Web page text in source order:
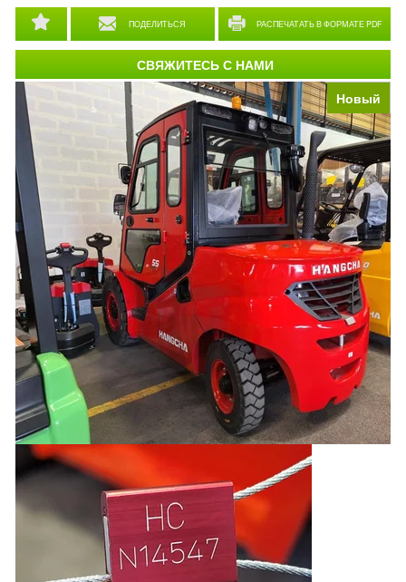
Новый
ПОДЕЛИТЬСЯ РАСПЕЧАТАТЬ В ФОРМАТЕ PDF
СВЯЖИТЕСЬ С НАМИ